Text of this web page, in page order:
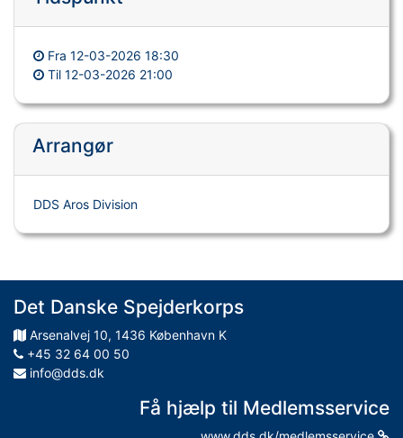
Fra 12-03-2026 18:30
Til 12-03-2026 21:00
Arrangør
DDS Aros Division
Det Danske Spejderkorps
Arsenalvej 10, 1436 København K
+45 32 64 00 50
info@dds.dk
Få hjælp til Medlemsservice